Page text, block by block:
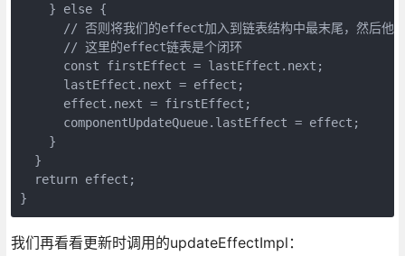
    } else {
// 否则将我们的effect加入到链表结构中最末尾，然后他
      // 这里的effect链表是个闭环
      const firstEffect = lastEffect.next;
      lastEffect.next = effect;
      effect.next = firstEffect;
      componentUpdateQueue.lastEffect = effect;
    }
  }
  return effect;
}
我们再看看更新时调用的updateEffectImpl：